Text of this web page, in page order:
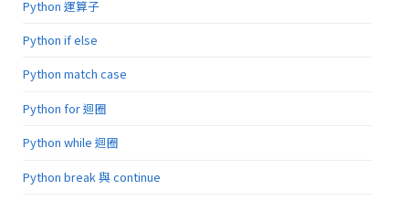
Python 運算子
Python if else
Python match case
Python for 迴圈
Python while 迴圈
Python break 與 continue